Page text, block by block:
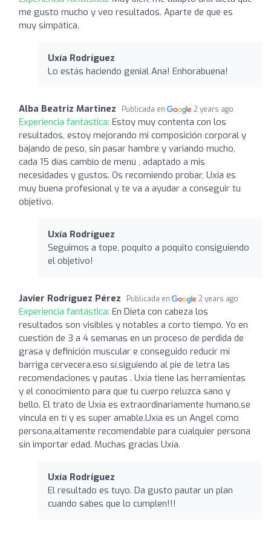
me gusto mucho y veo resultados. Aparte de que es
muy simpática.
Uxía Rodríguez
Lo estás haciendo genial Ana! Enhorabuena!
Alba Beatriz Martinez Publicada en 2 years ago
Experiencia fantástica: Estoy muy contenta con los
resultados, estoy mejorando mi composición corporal y
bajando de peso, sin pasar hambre y variando mucho,
cada 15 días cambio de menú , adaptado a mis
necesidades y gustos. Os recomiendo probar, Uxia es
muy buena profesional y te va a ayudar a conseguir tu
objetivo.
Uxía Rodríguez
Seguimos a tope, poquito a poquito consiguiendo
el objetivo!
Javier Rodríguez Pérez Publicada en 2 years ago
Experiencia fantástica: En Dieta con cabeza los
resultados son visibles y notables a corto tiempo. Yo en
cuestión de 3 a 4 semanas en un proceso de perdida de
grasa y definición muscular e conseguido reducir mi
barriga cervecera,eso sí,siguiendo al pie de letra las
recomendaciones y pautas . Uxía tiene las herramientas
y el conocimiento para que tu cuerpo reluzca sano y
bello. El trato de Uxía es extraordinariamente humano,se
vincula en tí y es super amable.Uxía es un Angel como
persona,altamente recomendable para cualquier persona
sin importar edad. Muchas gracias Uxía.
Uxía Rodríguez
El resultado es tuyo. Da gusto pautar un plan
cuando sabes que lo cumplen!!!